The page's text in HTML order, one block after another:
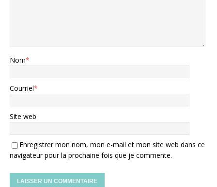
Nom*
Courriel*
Site web
Enregistrer mon nom, mon e-mail et mon site web dans ce
navigateur pour la prochaine fois que je commente.